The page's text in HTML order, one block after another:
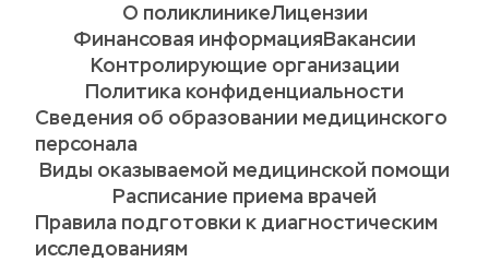
О поликлиникеЛицензии
Финансовая информацияВакансии
Контролирующие организации
Политика конфиденциальности
Сведения об образовании медицинского
персонала
Виды оказываемой медицинской помощи
Расписание приема врачей
Правила подготовки к диагностическим
исследованиям